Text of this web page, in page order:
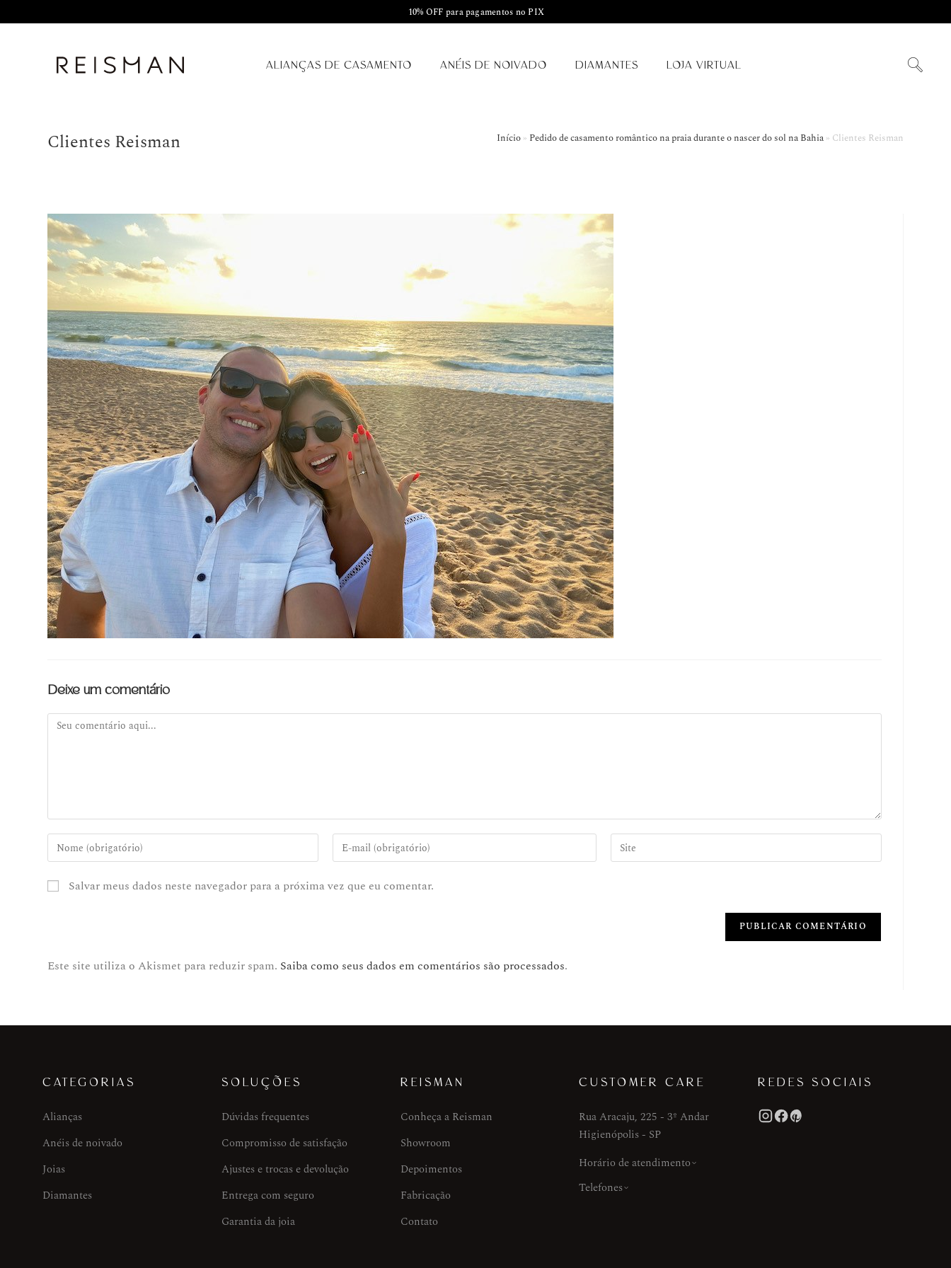
10% OFF para pagamentos no PIX
ALIANÇAS DE CASAMENTO ANÉIS DE NOIVADO DIAMANTES LOJA VIRTUAL
Clientes Reisman Início» Pedido de casamento romântico na praia durante o nascer do sol na Bahia» Clientes Reisman
Deixe um comentário
Salvar meus dados neste navegador para a próxima vez que eu comentar.
Este site utiliza o Akismet para reduzir spam. Saiba como seus dados em comentários são processados.
CATEGORIAS
Alianças
Anéis de noivado
Joias
Diamantes
SOLUÇÕES
Dúvidas frequentes
Compromisso de satisfação
Ajustes e trocas e devolução
Entrega com seguro
Garantia da joia
REISMAN
Conheça a Reisman
Showroom
Depoimentos
Fabricação
Contato
CUSTOMER CARE
Rua Aracaju, 225 - 3º Andar
Higienópolis - SP
Horário de atendimento
Telefones
REDES SOCIAIS